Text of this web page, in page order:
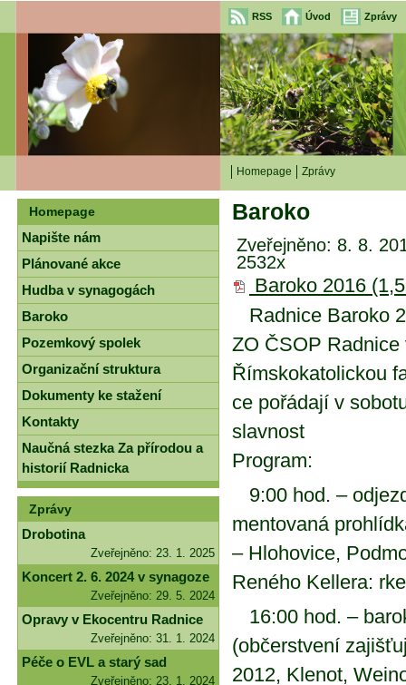
RSS Úvod Zprávy
Homepage Zprávy
Baroko
Zveřejněno: 8. 8.
2532x
Baroko 2016
Rad­ni­ce Ba­ro­ko
ZO ČSOP
Řím­sko­ka­to­lic­kou
ce po­řá­da­jí v
slav­nost
Pro­gram:
9:00 hod. –
men­to­va­ná
– Hlo­ho­vi­ce,
Re­né­ho Kelle­ra:
16:00 hod. –
(ob­čer­stve­ní
2012, Kle­not,
Homepage
Napište nám
Plánované akce
Hudba v synagogách
Baroko
Pozemkový spolek
Organizační struktura
Dokumenty ke stažení
Kontakty
Naučná stezka Za přírodou a
historií Radnicka
Zprávy
Drobotina
Zveřejněno: 23. 1. 2025
Koncert 2. 6. 2024 v synagoze
Zveřejněno: 29. 5. 2024
Opravy v Ekocentru Radnice
Zveřejněno: 31. 1. 2024
Péče o EVL a starý sad
Zveřejněno: 23. 1. 2024